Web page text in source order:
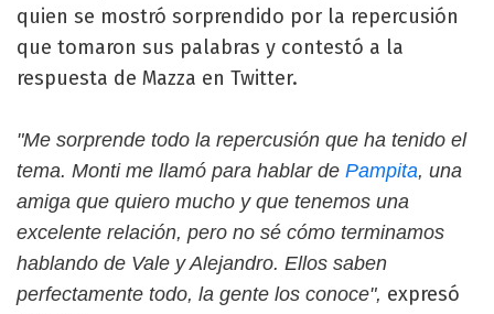
quien se mostró sorprendido por la repercusión
que tomaron sus palabras y contestó a la
respuesta de Mazza en Twitter.
"Me sorprende todo la repercusión que ha tenido el
tema. Monti me llamó para hablar de Pampita, una
amiga que quiero mucho y que tenemos una
excelente relación, pero no sé cómo terminamos
hablando de Vale y Alejandro. Ellos saben
perfectamente todo, la gente los conoce", expresó